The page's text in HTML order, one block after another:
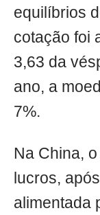
equilíbrios
cotação foi
3,63 da
ano, a
7%.
Na China,
lucros,
alimentada